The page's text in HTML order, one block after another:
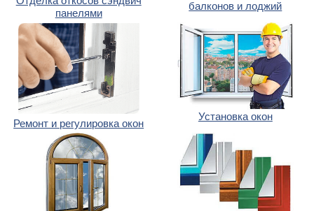
панелями
балконов и лоджий
Ремонт и регулировка окон
Установка окон